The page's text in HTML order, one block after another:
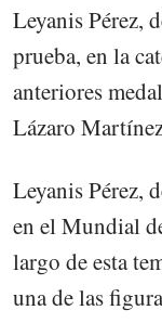
Leyanis Pérez,
prueba, en la
anteriores
Lázaro
Leyanis Pérez,
en el Mundial
largo de esta
una de las